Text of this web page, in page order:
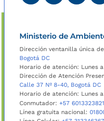
Ministerio de
Dirección ventanilla única
Bogotá DC
Horario de atención: Lunes
Dirección de Atención
Calle 37 Nº 8-40, Bogotá DC
Horario de atención: Lunes
Conmutador: +57 6013323821
Línea gratuita nacional: